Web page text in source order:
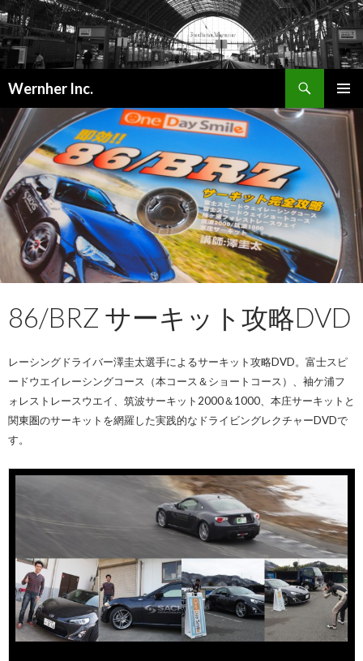
Wernher Inc.
索
メインメ
ニュー
ン
テ
ン
ツ
へ
ス
キ
ッ
86/BRZ サーキット攻略DVD
レーシングドライバー澤圭太選手によるサーキット攻略DVD。 富士スピ
ードウエイレーシングコース（本コース＆ショートコース）、袖ケ浦フ
ォレストレースウエイ、筑波サーキット2000＆1000、本庄サーキットと
関東圏のサーキットを網羅した実践的なドライビングレクチャーDVDで
す。